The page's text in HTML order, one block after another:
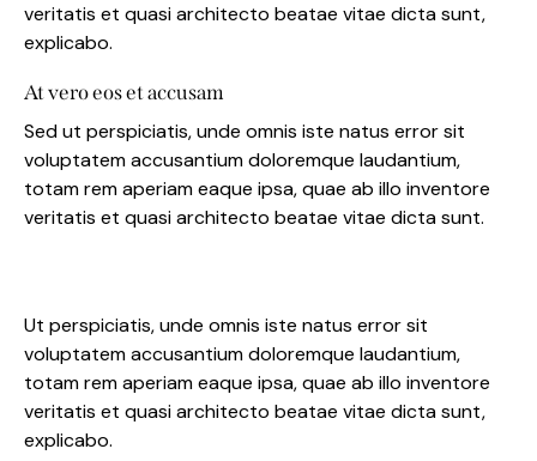
veritatis et quasi architecto beatae vitae dicta sunt,
explicabo.
At vero eos et accusam
Sed ut perspiciatis, unde omnis iste natus error sit
voluptatem accusantium doloremque laudantium,
totam rem aperiam eaque ipsa, quae ab illo inventore
veritatis et quasi architecto beatae vitae dicta sunt.
Ut perspiciatis, unde omnis iste natus error sit
voluptatem accusantium doloremque laudantium,
totam rem aperiam eaque ipsa, quae ab illo inventore
veritatis et quasi architecto beatae vitae dicta sunt,
explicabo.